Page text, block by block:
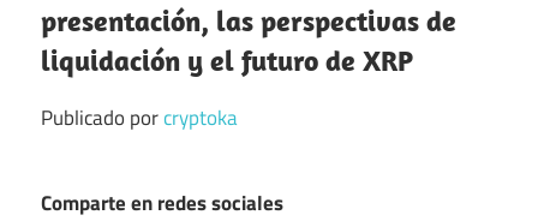
presentación, las perspectivas de
liquidación y el futuro de XRP
Publicado porcryptoka
Comparte en redes sociales